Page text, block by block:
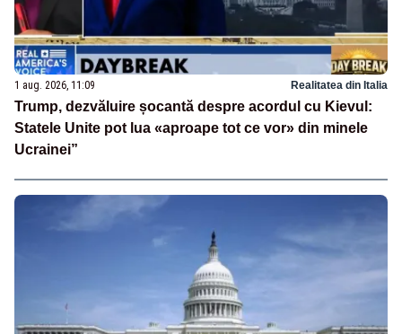
1 aug. 2026, 11:09 Realitatea din Italia
Trump, dezvăluire șocantă despre acordul cu Kievul:
Statele Unite pot lua «aproape tot ce vor» din minele
Ucrainei”